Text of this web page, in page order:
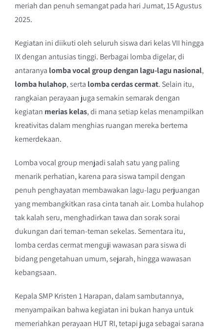
meriah dan penuh semangat pada hari Jumat, 15 Agustus
2025.
Kegiatan ini diikuti oleh seluruh siswa dari kelas VII hingga
IX dengan antusias tinggi. Berbagai lomba digelar, di
antaranya lomba vocal group dengan lagu-lagu nasional,
lomba hulahop, serta lomba cerdas cermat. Selain itu,
rangkaian perayaan juga semakin semarak dengan
kegiatan merias kelas, di mana setiap kelas menampilkan
kreativitas dalam menghias ruangan mereka bertema
kemerdekaan.
Lomba vocal group menjadi salah satu yang paling
menarik perhatian, karena para siswa tampil dengan
penuh penghayatan membawakan lagu-lagu perjuangan
yang membangkitkan rasa cinta tanah air. Lomba hulahop
tak kalah seru, menghadirkan tawa dan sorak sorai
dukungan dari teman-teman sekelas. Sementara itu,
lomba cerdas cermat menguji wawasan para siswa di
bidang pengetahuan umum, sejarah, hingga wawasan
kebangsaan.
Kepala SMP Kristen 1 Harapan, dalam sambutannya,
menyampaikan bahwa kegiatan ini bukan hanya untuk
memeriahkan perayaan HUT RI, tetapi juga sebagai sarana